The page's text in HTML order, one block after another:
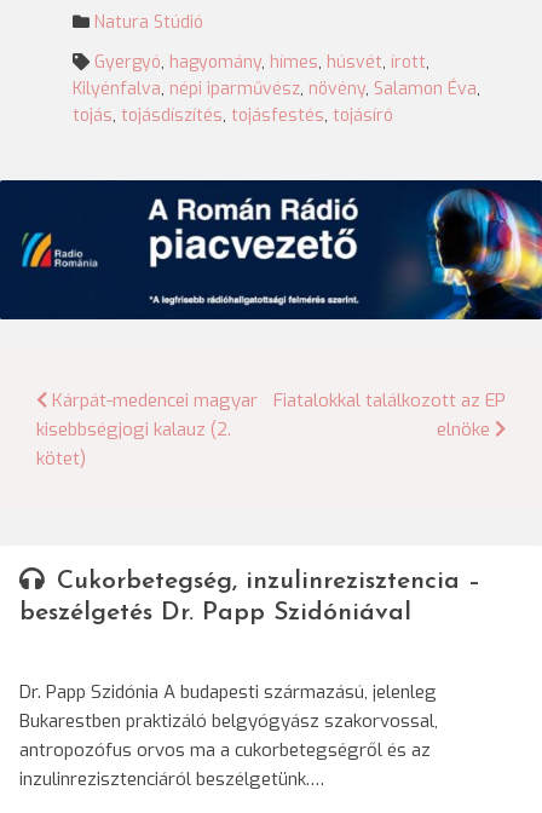
Natura Stúdió
Gyergyó, hagyomány, hímes, húsvét, írott,
Kilyénfalva, népi iparművész, növény, Salamon Éva,
tojás, tojásdíszítés, tojásfestés, tojásíró
Bejegyzés
navigáció
Kárpát-medencei magyar
kisebbségjogi kalauz (2.
kötet)
Fiatalokkal találkozott az EP
elnöke
Cukorbetegség, inzulinrezisztencia –
beszélgetés Dr. Papp Szidóniával
Dr. Papp Szidónia A budapesti származású, jelenleg
Bukarestben praktizáló belgyógyász szakorvossal,
antropozófus orvos ma a cukorbetegségről és az
inzulinrezisztenciáról beszélgetünk.…